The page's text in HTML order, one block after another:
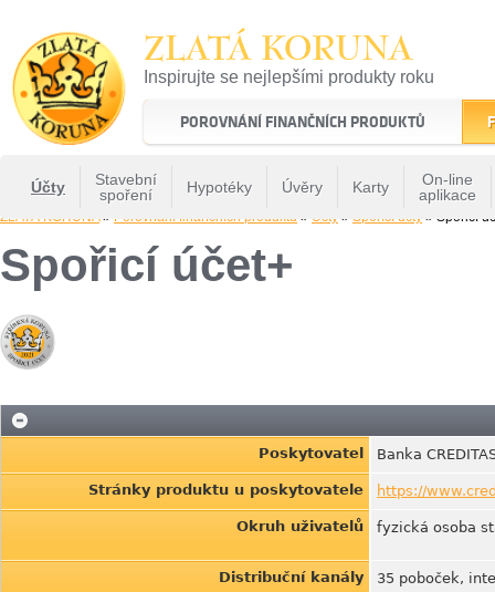
ZLATÁ KORUNA
Inspirujte se nejlepšími produkty roku
22 let tradice a kvality na finančním trhu
POROVNÁNÍ FINANČNÍCH PRODUKTŮ
Účty
Stavební
spoření
Hypotéky Úvěry Karty
On-line
aplikace
ZLATÁ KORUNA» Porovnání finančních produktů » Účty » Spořící účty » Spořicí
Spořicí účet+
Poskytovatel Banka
Stránky produktu u poskytovatele https://
Okruh uživatelů fyzická osoba
Distribuční kanály 35 poboček,